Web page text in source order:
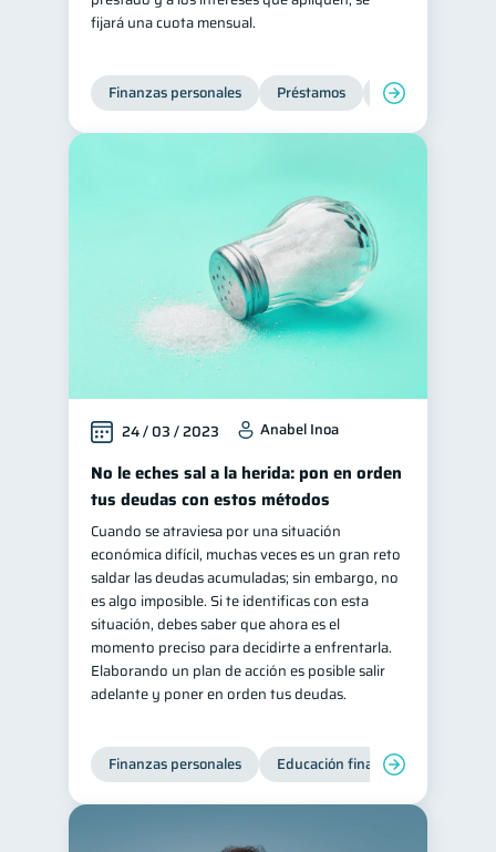
fijará una cuota mensual.
Finanzas personales Préstamos Productos
24 / 03 / 2023 Anabel Inoa
No le eches sal a la herida: pon en orden
tus deudas con estos métodos
Cuando se atraviesa por una situación
económica difícil, muchas veces es un gran reto
saldar las deudas acumuladas; sin embargo, no
es algo imposible. Si te identificas con esta
situación, debes saber que ahora es el
momento preciso para decidirte a enfrentarla.
Elaborando un plan de acción es posible salir
adelante y poner en orden tus deudas.
Finanzas personales Educación financiera